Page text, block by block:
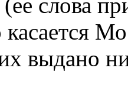
касается
выдано